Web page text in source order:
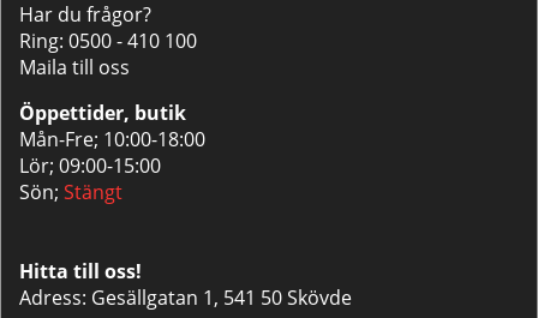
Har du frågor?
Ring: 0500 - 410 100
Maila till oss
Öppettider, butik
Mån-Fre; 10:00-18:00
Lör; 09:00-15:00
Sön; Stängt
Hitta till oss!
Adress: Gesällgatan 1, 541 50 Skövde